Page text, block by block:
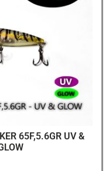
65F,5.6GR UV &